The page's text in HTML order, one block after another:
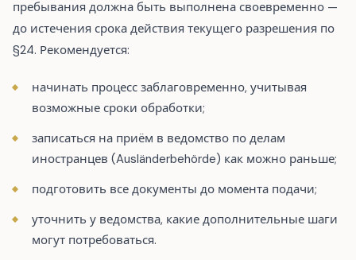
пребывания должна быть выполнена своевременно —
до истечения срока действия текущего разрешения по
§24. Рекомендуется:
начинать процесс заблаговременно, учитывая
возможные сроки обработки;
записаться на приём в ведомство по делам
иностранцев (Ausländerbehörde) как можно раньше;
подготовить все документы до момента подачи;
уточнить у ведомства, какие дополнительные шаги
могут потребоваться.